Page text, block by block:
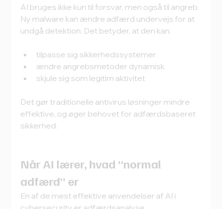
AI bruges ikke kun til forsvar, men også til angreb.
Ny malware kan ændre adfærd undervejs for at
undgå detektion. Det betyder, at den kan:
tilpasse sig sikkerhedssystemer
ændre angrebsmetoder dynamisk
skjule sig som legitim aktivitet
Det gør traditionelle antivirus løsninger mindre
effektive, og øger behovet for adfærdsbaseret
sikkerhed.
Når AI lærer, hvad “normal
adfærd” er
En af de mest effektive anvendelser af AI i